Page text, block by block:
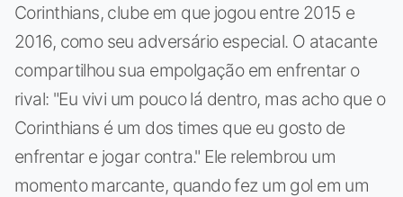
Corinthians, clube em que jogou entre 2015 e
2016, como seu adversário especial. O atacante
compartilhou sua empolgação em enfrentar o
rival: "Eu vivi um pouco lá dentro, mas acho que o
Corinthians é um dos times que eu gosto de
enfrentar e jogar contra." Ele relembrou um
momento marcante, quando fez um gol em um